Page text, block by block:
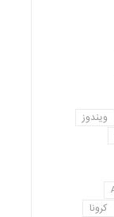
ویندوز
کرونا